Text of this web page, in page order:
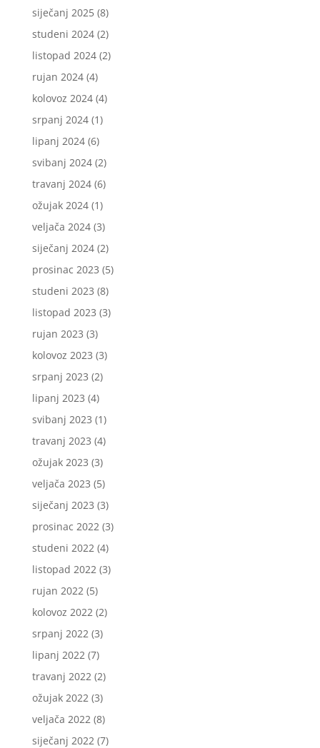
siječanj 2025(8)
studeni 2024(2)
listopad 2024(2)
rujan 2024(4)
kolovoz 2024(4)
srpanj 2024(1)
lipanj 2024(6)
svibanj 2024(2)
travanj 2024(6)
ožujak 2024(1)
veljača 2024(3)
siječanj 2024(2)
prosinac 2023 (5)
studeni 2023 (8)
listopad 2023 (3)
rujan 2023 (3)
kolovoz 2023 (3)
srpanj 2023 (2)
lipanj 2023 (4)
svibanj 2023 (1)
travanj 2023 (4)
ožujak 2023 (3)
veljača 2023 (5)
siječanj 2023 (3)
prosinac 2022(3)
studeni 2022(4)
listopad 2022(3)
rujan 2022(5)
kolovoz 2022(2)
srpanj 2022(3)
lipanj 2022(7)
travanj 2022(2)
ožujak 2022(3)
veljača 2022(8)
siječanj 2022(7)